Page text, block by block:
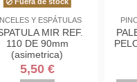
PINTURAS ACRILICAS
Acrilico Vallejo Acrylic
Studio tubos 58ml